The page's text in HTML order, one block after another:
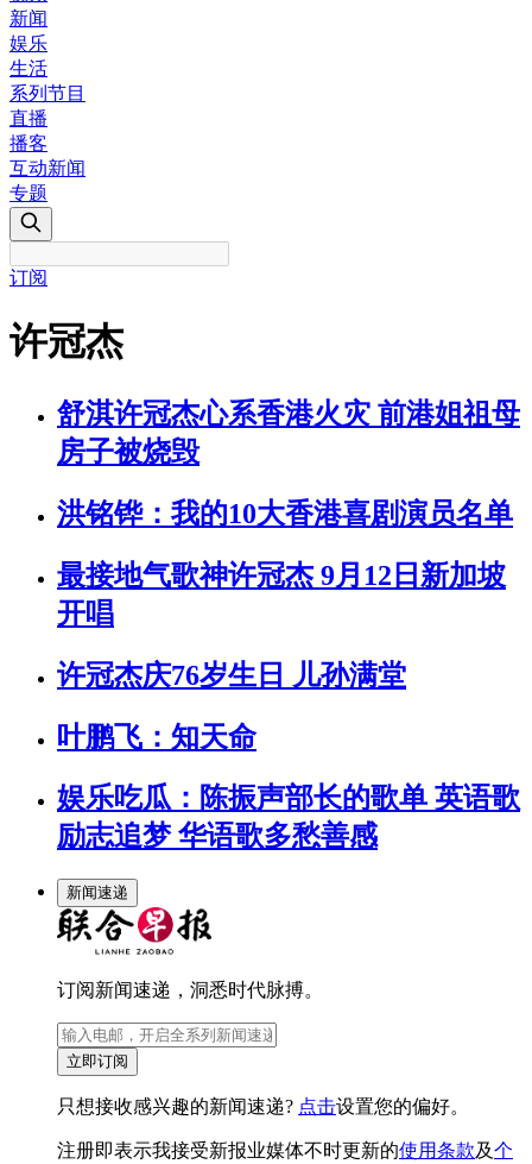
新闻
娱乐
生活
系列节目
直播
播客
互动新闻
专题
订阅
许冠杰
舒淇许冠杰心系香港火灾 前港姐祖母
房子被烧毁
洪铭铧：我的10大香港喜剧演员名单
最接地气歌神许冠杰 9月12日新加坡
开唱
许冠杰庆76岁生日 儿孙满堂
叶鹏飞：知天命
娱乐吃瓜：陈振声部长的歌单 英语歌
励志追梦 华语歌多愁善感
新闻速递
订阅新闻速递，洞悉时代脉搏。
立即订阅
只想接收感兴趣的新闻速递? 点击设置您的偏好。
注册即表示我接受新报业媒体不时更新的使用条款及个